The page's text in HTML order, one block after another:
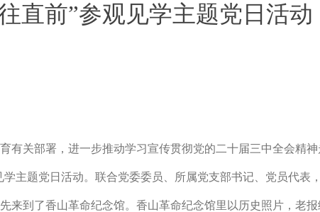
直前”参观见学主题党日活动
有关部署，进一步推动学习宣传贯彻党的二十届三中全会精
学主题党日活动。联合党委委员、所属党支部书记、党员代表
来到了香山革命纪念馆。香山革命纪念馆里以历史照片，老